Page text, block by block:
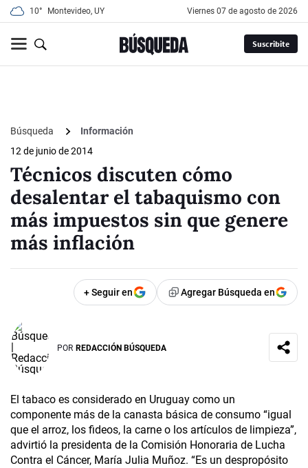
10° Montevideo, UY viernes 07 de agosto de 2026
Suscribite
Búsqueda
Información
12 de junio de 2014
Técnicos discuten cómo
desalentar el tabaquismo con
más impuestos sin que genere
más inflación
+ Seguir en Agregar Búsqueda en
POR REDACCIÓN BÚSQUEDA
El tabaco es considerado en Uruguay como un
componente más de la canasta básica de consumo “igual
que el arroz, los fideos, la carne o los artículos de limpieza”,
advirtió la presidenta de la Comisión Honoraria de Lucha
Contra el Cáncer, María Julia Muñoz. “Es un despropósito